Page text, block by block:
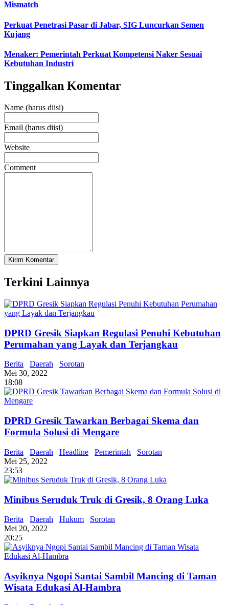
Mismatch
Perkuat Penetrasi Pasar di Jabar, SIG Luncurkan Semen
Kujang
Menaker: Pemerintah Perkuat Kompetensi Naker Sesuai
Kebutuhan Industri
Tinggalkan Komentar
Name (harus diisi)
Email (harus diisi)
Website
Comment
Terkini Lainnya
DPRD Gresik Siapkan Regulasi Penuhi Kebutuhan
Perumahan yang Layak dan Terjangkau
Berita Daerah
Sorotan
Mei 30, 2022
18:08
DPRD Gresik Tawarkan Berbagai Skema dan
Formula Solusi di Mengare
Berita Daerah Headline Pemerintah
Sorotan
Mei 25, 2022
23:53
Minibus Seruduk Truk di Gresik, 8 Orang Luka
Berita Daerah Hukum
Sorotan
Mei 20, 2022
20:25
Asyiknya Ngopi Santai Sambil Mancing di Taman
Wisata Edukasi Al-Hambra